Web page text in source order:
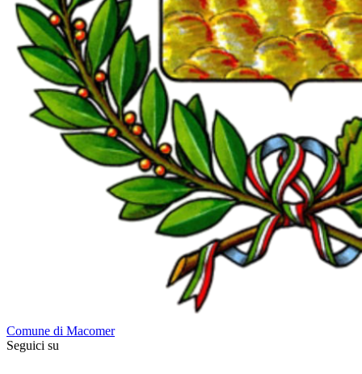
Comune di Macomer
Seguici su